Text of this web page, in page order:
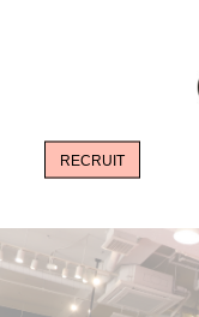
RECRUIT
店舗のご案内
コンセプト
メニュー